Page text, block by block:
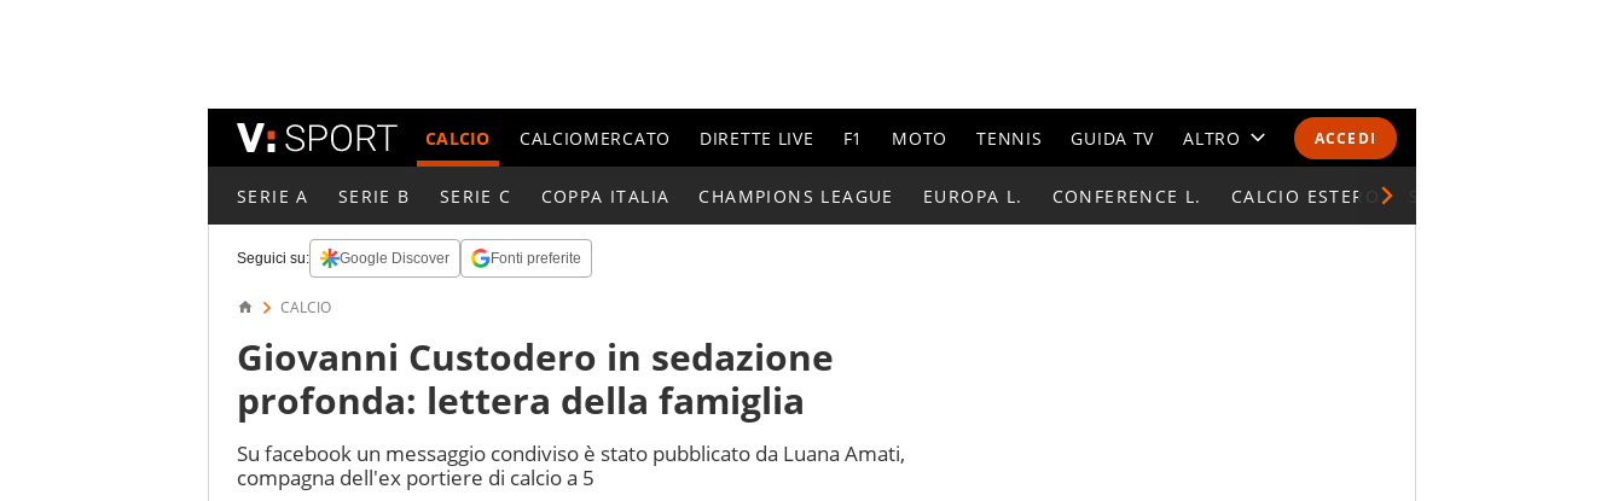
ACCEDI
CALCIO CALCIOMERCATO DIRETTE LIVE F1 MOTO TENNIS GUIDA TV ALTRO
CALENDARI E CLASSIFICHE
SERIE A SERIE B SERIE C COPPA ITALIA CHAMPIONS LEAGUE EUROPA L. CONFERENCE L. CALCIO ESTERO
Seguici su: Google Discover Fonti preferite
CALCIO
Giovanni Custodero in sedazione
profonda: lettera della famiglia
Su facebook un messaggio condiviso è stato pubblicato da Luana Amati,
compagna dell'ex portiere di calcio a 5